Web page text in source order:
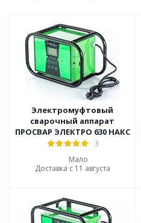
Электромуфтовый
сварочный аппарат
ПРОСВАР ЭЛЕКТРО 630 НАКС
3
Мало
Доставка с 11 августа